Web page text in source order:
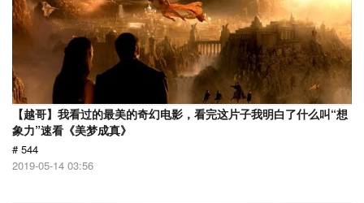
【越哥】我看过的最美的奇幻电影，看完这片子我明白了什么叫“想
象力”速看《美梦成真》
# 544
2019-05-14 03:56